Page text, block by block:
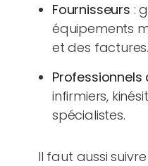
Fournisseurs :
équipements
et des factures.
Professionnels
infirmiers,
spécialistes.
Il faut aussi